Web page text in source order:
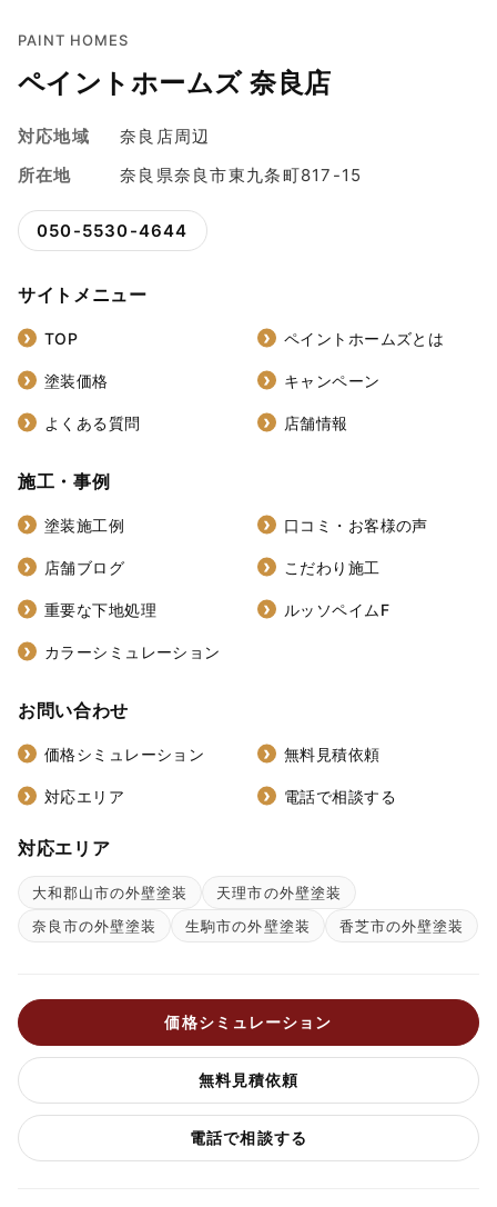
PAINT HOMES
ペイントホームズ 奈良店
対応地域
奈良店周辺
所在地
奈良県奈良市東九条町817-15
050-5530-4644
サイトメニュー
TOP ペイントホームズとは
塗装価格 キャンペーン
よくある質問 店舗情報
施工・事例
塗装施工例 口コミ・お客様の声
店舗ブログ こだわり施工
重要な下地処理 ルッソペイムF
カラーシミュレーション
お問い合わせ
価格シミュレーション 無料見積依頼
対応エリア 電話で相談する
対応エリア
大和郡山市の外壁塗装
天理市の外壁塗装
奈良市の外壁塗装
生駒市の外壁塗装 香芝市の外壁塗装
価格シミュレーション
無料見積依頼
電話で相談する